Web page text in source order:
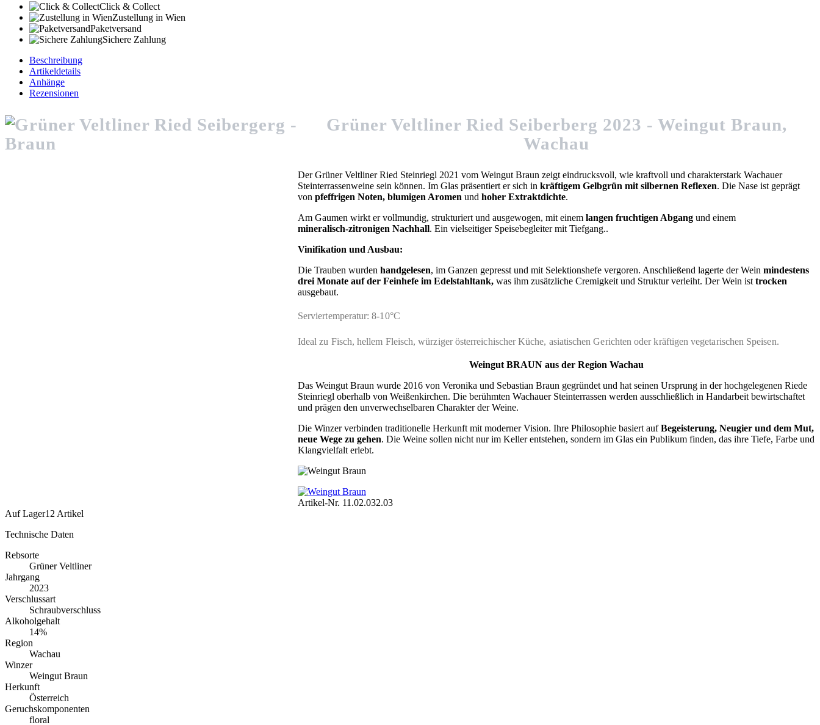
Click & Collect
Zustellung in Wien
Paketversand
Sichere Zahlung
Beschreibung
Artikeldetails
Anhänge
Rezensionen
Grüner Veltliner Ried Seiberberg 2023 - Weingut Braun,
Wachau
Der Grüner Veltliner Ried Steinriegl 2021 vom Weingut Braun zeigt eindrucksvoll, wie kraftvoll und charakterstark Wachauer
Steinterrassenweine sein können. Im Glas präsentiert er sich in kräftigem Gelbgrün mit silbernen Reflexen. Die Nase ist geprägt
von pfeffrigen Noten, blumigen Aromen und hoher Extraktdichte.
Am Gaumen wirkt er vollmundig, strukturiert und ausgewogen, mit einem langen fruchtigen Abgang und einem
mineralisch‑zitronigen Nachhall. Ein vielseitiger Speisebegleiter mit Tiefgang..
Vinifikation und Ausbau:
Die Trauben wurden handgelesen, im Ganzen gepresst und mit Selektionshefe vergoren. Anschließend lagerte der Wein mindestens
drei Monate auf der Feinhefe im Edelstahltank, was ihm zusätzliche Cremigkeit und Struktur verleiht. Der Wein ist trocken
ausgebaut.
Serviertemperatur: 8-10°C
Ideal zu Fisch, hellem Fleisch, würziger österreichischer Küche, asiatischen Gerichten oder kräftigen vegetarischen Speisen.
Weingut BRAUN aus der Region Wachau
Das Weingut Braun wurde 2016 von Veronika und Sebastian Braun gegründet und hat seinen Ursprung in der hochgelegenen Riede
Steinriegl oberhalb von Weißenkirchen. Die berühmten Wachauer Steinterrassen werden ausschließlich in Handarbeit bewirtschaftet
und prägen den unverwechselbaren Charakter der Weine.
Die Winzer verbinden traditionelle Herkunft mit moderner Vision. Ihre Philosophie basiert aufBegeisterung, Neugier und dem Mut,
neue Wege zu gehen. Die Weine sollen nicht nur im Keller entstehen, sondern im Glas ein Publikum finden, das ihre Tiefe, Farbe und
Klangvielfalt erlebt.
Artikel-Nr. 11.02.032.03
Auf Lager12 Artikel
Technische Daten
Rebsorte
Grüner Veltliner
Jahrgang
2023
Verschlussart
Schraubverschluss
Alkoholgehalt
14%
Region
Wachau
Winzer
Weingut Braun
Herkunft
Österreich
Geruchskomponenten
floral